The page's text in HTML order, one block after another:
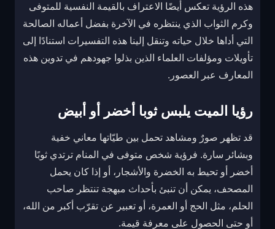
هذه الرؤية تعكس أيضًا الاعتراف بالقيمة النفسية للمتوفى
وكرم الثواب الذي ينتظره في الآخرة بفضل أعماله الصالحة
التي أداها خلال حياته وتنقل إلينا هذه التفسيرات استنادًا إلى
تأويلات ومؤلفات العلماء الذين بذلوا جهودهم في تدوين هذه
المعارف عبر العصور.
رؤيا الميت يلبس ثوبا أخضر أو أبيض
قد تظهر صورٌ ومشاهد تحمل بين طيّاتها معاني خفية
وبشائر سارة. فرؤية شخص متوفى في المنام ترتدي ثوبًا
أخضر أو تحيط به الخضرة والأشجار، أو إذا كان يحمل
المصحف، يمكن أن تنبئ بأحداث مبهجة تنتظر صاحب
الحلم، مثل الحج أو العمرة، أو تعبير عن تقرّب أكبر من الله،
أو حتى الحصول على معرفة قيمة.